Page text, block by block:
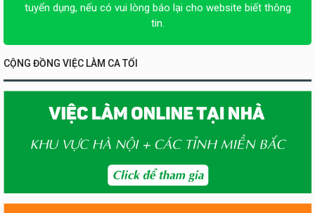
tuyển dụng, nếu có vui lòng báo lại cho website biết thông
tin.
CỘNG ĐỒNG VIỆC LÀM CA TỐI